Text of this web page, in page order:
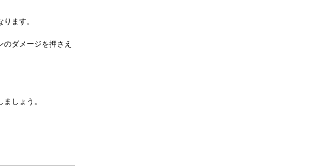
ます。
ダメージを押さえ
しょう。